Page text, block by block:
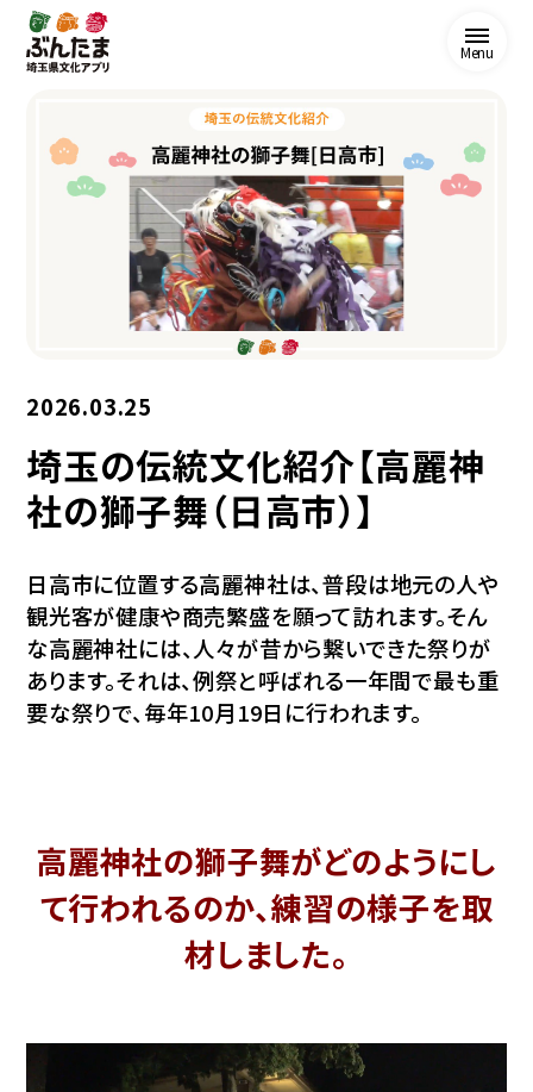
Menu
2026.03.25
埼玉の伝統文化紹介【高麗神
社の獅子舞（日高市）】
日高市に位置する高麗神社は、普段は地元の人や
観光客が健康や商売繁盛を願って訪れます。そん
な高麗神社には、人々が昔から繋いできた祭りが
あります。それは、例祭と呼ばれる一年間で最も重
要な祭りで、毎年10月19日に行われます。
高麗神社の獅子舞がどのようにし
て行われるのか、練習の様子を取
材しました。